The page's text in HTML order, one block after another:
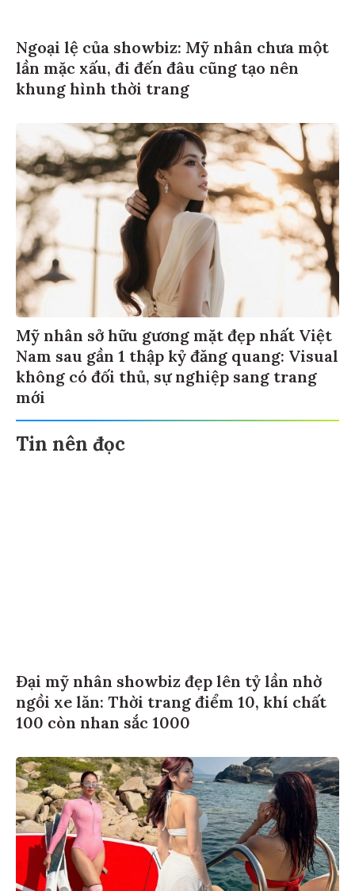
Ngoại lệ của showbiz: Mỹ nhân chưa một
lần mặc xấu, đi đến đâu cũng tạo nên
khung hình thời trang
Mỹ nhân sở hữu gương mặt đẹp nhất Việt
Nam sau gần 1 thập kỷ đăng quang: Visual
không có đối thủ, sự nghiệp sang trang
mới
Tin nên đọc
Đại mỹ nhân showbiz đẹp lên tỷ lần nhờ
ngồi xe lăn: Thời trang điểm 10, khí chất
100 còn nhan sắc 1000